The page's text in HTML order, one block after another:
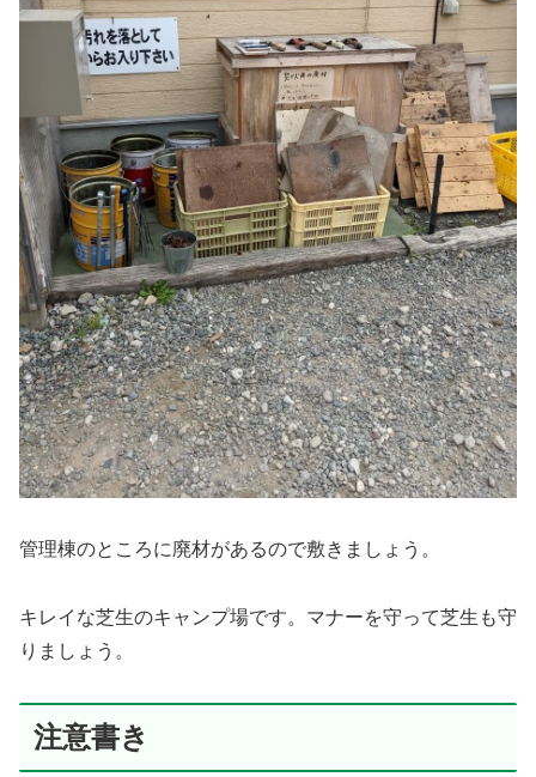
管理棟のところに廃材があるので敷きましょう。
キレイな芝生のキャンプ場です。マナーを守って芝生も守
りましょう。
注意書き